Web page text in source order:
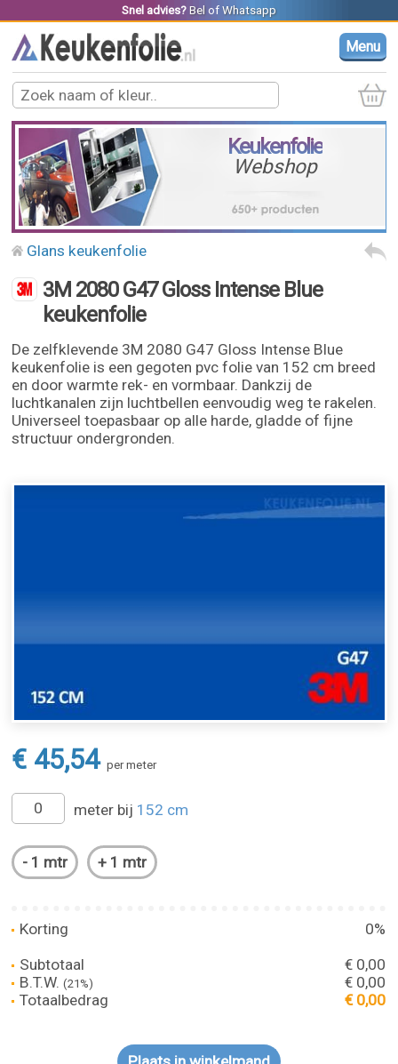
Snel advies? Belof Whatsapp
Menu
Keukenfolie
Webshop
Glans keukenfolie
3M 2080 G47 Gloss Intense Blue
keukenfolie
De zelfklevende 3M 2080 G47 Gloss Intense Blue
keukenfolie is een gegoten pvc folie van 152 cm breed
en door warmte rek- en vormbaar. Dankzij de
luchtkanalen zijn luchtbellen eenvoudig weg te rakelen.
Universeel toepasbaar op alle harde, gladde of fijne
structuur ondergronden.
€ 45,54 per meter
meter bij 152 cm
Korting
0%
Subtotaal
€ 0,00
B.T.W.(21%)
€ 0,00
Totaalbedrag
€ 0,00